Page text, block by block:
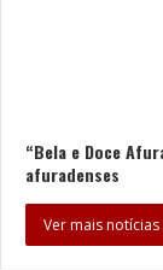
“Bela e Doce
afuradenses
Ver mais notícias